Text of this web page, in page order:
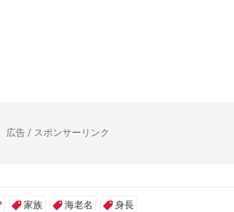
広告 / スポンサーリンク
家族 海老名 身長